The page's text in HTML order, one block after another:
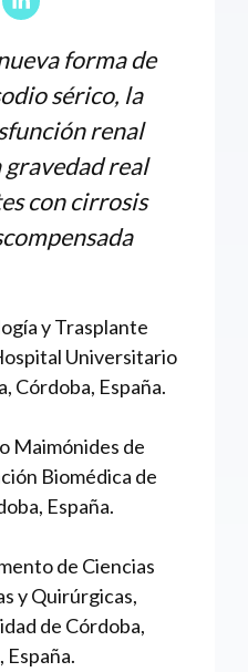
forma de
sérico, la
renal
real
con cirrosis
y Trasplante
Universitario
Córdoba, España.
Maimónides de
Biomédica de
España.
de Ciencias
y Quirúrgicas,
de Córdoba,
España.